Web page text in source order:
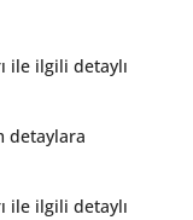
ile ilgili detaylı
detaylara
ile ilgili detaylı